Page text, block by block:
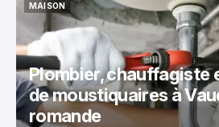
MAISON
MAISON
Plombier, chauffagiste
de moustiquaires à
romande